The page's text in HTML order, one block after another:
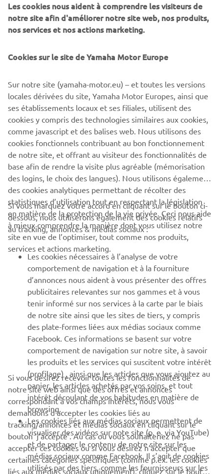
Avec MyGarage, vous pouvez ajouter ou enlever une large
gamme d'accessoires et admirer la moto sous tous les
angles. Une fois que vous avez créé les motos de vos
amis. Et lorsque votre choix s'est arrêté sur la version qui
votre concessionnaire Yamaha qui en fera une réalité.
SPORT HERITAGE
CORPORATE
BUSINESS
PLUS YAMAHA
SUPPORT
NEWSLETTER
Découvrez en exclusivité les dernières offres, les événements
spéciaux, les nouveautés et bien plus encore
S'ABONNER
Lisez notre politique de confidentialité pour savoir comment
nous traitons vos données personnelles :Politique de
Confidentialité
Les cookies nous aident à comprendre les visiteurs de
notre site afin d'améliorer notre site web, nos produits,
nos services et nos actions marketing.
Cookies sur le site de Yamaha Motor Europe
Sur notre site (yamaha-motor.eu) – et toutes les versions
locales dérivées du site, Yamaha Motor Europes, ainsi que
ses établissements locaux et ses filiales, utilisent des
cookies y compris des technologies similaires aux cookies,
comme javascript et des balises web. Nous utilisons des
cookies fonctionnels contribuant au bon fonctionnement
de notre site, et offrant au visiteur des fonctionnalités de
base afin de rendre la visite plus agréable (mémorisation
des logins, le choix des langues). Nous utilisons également
des cookies analytiques permettant de récolter des
statistiques d’utilisation tout en respectant la législation
en matière de la protection de la vie privée. Ceci nous aide
à mieux comprendre la manière dont vous utilisez notre
site en vue de l’optimiser, tout comme nos produits,
services et actions marketing.
Si vous marquez votre accord en cliquant sur le bouton ci-
dessous, nous utiliserons également des cookies relatifs
au tracking, annonces & médias sociaux :
Les cookies nécessaires à l’analyse de votre
comportement de navigation et à la fourniture
d’annonces nous aident à vous présenter des offres
publicitaires relevantes sur nos gammes et à vous
tenir informé sur nos services à la carte par le biais
de notre site ainsi que les sites de tiers, y compris
des plate-formes liées aux médias sociaux comme
Facebook. Ces informations se basent sur votre
comportement de navigation sur notre site, à savoir
les produits et les services qui suscitent votre intérêt
(profilage) , ainsi que les articles que vous ajoutez au
panier, les articles achetés par vos soins, et tout
intérêt découlant de vos habitudes en matière de
browsing.
Les cookies liés aux médias sociaux permettent de
visualiser des vidéos sur note site (p. e. via YouTube)
et de partager le contenu de notre site sur les
médias sociaux comme Facebook. Il s’agit de cookies
utilisés par des tiers, comme les fournisseurs sur les
Si vous désirez recevoir toutes les fonctionnalités de
notre site web ainsi que des offres et annonces
correspondant à vos champs intérêts, nous vous
demandons d’accepter les cookies liés au
tracking/annonces et médias sociaux en cliquant sur le
bouton ‘j’accepte’. Au cas où vous souhaiteriez ne pas
accepter ces cookies ou si vous désirez n’accepter que
certaines catégories spécifiques (comme p.ex. les cookies
liés aux médias sociaux uniquement), cliquez sur le bouton